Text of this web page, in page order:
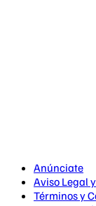
Anúnciate
Aviso Legal
Términos y